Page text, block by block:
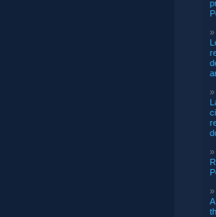
»
»
»
»